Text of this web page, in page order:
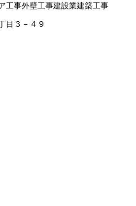
工事外壁工事建設業建築工事
目３－４９